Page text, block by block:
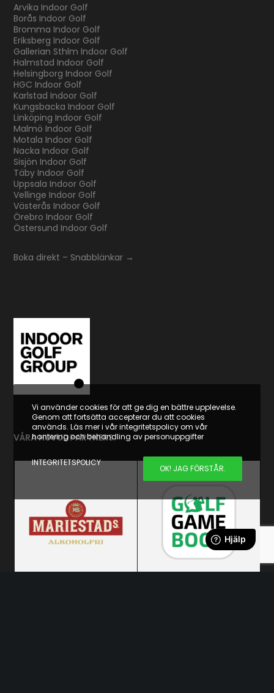
Arvika Indoor Golf
Borås Indoor Golf
Bromma Indoor Golf
Eriksberg Indoor Golf
Gallerian Sthlm Indoor Golf
Halmstad Indoor Golf
Helsingborg Indoor Golf
HGC Indoor Golf
Karlstad Indoor Golf
Kungsbacka Indoor Golf
Linköping Indoor Golf
Malmö Indoor Golf
Motala Indoor Golf
Nacka Indoor Golf
Sisjön Indoor Golf
Täby Indoor Golf
Uppsala Indoor Golf
Vellinge Indoor Golf
Västerås Indoor Golf
Örebro Indoor Golf
Östersund Indoor Golf
Boka direkt – Snabblänkar →
VÅRA HUVUDPARTNERS:
Vi använder cookies för att ge dig en bättre upplevelse.
Genom att fortsätta accepterar du att cookies
används. Läs mer i vår integritetspolicy om vår
hantering och behandling av personuppgifter
INTEGRITETSPOLICY
OK! JAG FÖRSTÅR.